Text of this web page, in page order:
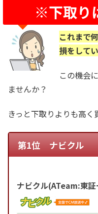
※下取り
これまで
損をして
この機会
ませんか？
きっと下取りよりも高く
第1位 ナビクル
ナビクル(ATeam:東